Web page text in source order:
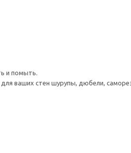
и помыть.
ваших стен шурупы, дюбели,